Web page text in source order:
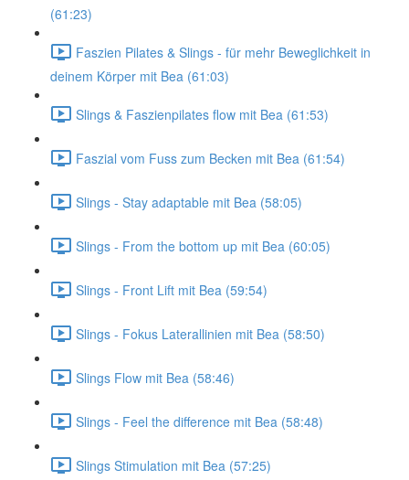
(61:23)
Faszien Pilates & Slings - für mehr Beweglichkeit in
deinem Körper mit Bea (61:03)
Slings & Faszienpilates flow mit Bea (61:53)
Faszial vom Fuss zum Becken mit Bea (61:54)
Slings - Stay adaptable mit Bea (58:05)
Slings - From the bottom up mit Bea (60:05)
Slings - Front Lift mit Bea (59:54)
Slings - Fokus Laterallinien mit Bea (58:50)
Slings Flow mit Bea (58:46)
Slings - Feel the difference mit Bea (58:48)
Slings Stimulation mit Bea (57:25)